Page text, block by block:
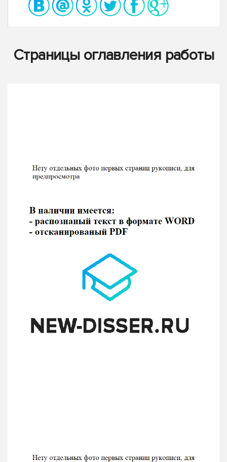
Страницы оглавления работы